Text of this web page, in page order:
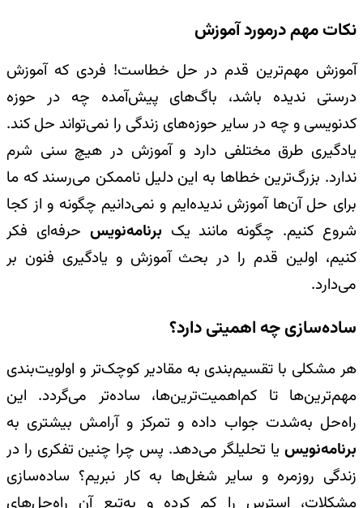
نکات مهم درمورد آموزش
آموزش مهم‌ترین قدم در حل خطاست! فردی که آموزش
درستی ندیده باشد، باگ‌های پیش‌آمده چه در حوزه
کد‌نویسی و چه در سایر حوزه‌های زندگی را نمی‌تواند حل کند.
یادگیری طرق مختلفی دارد و آموزش در هیچ سنی شرم
ندارد. بزرگ‌ترین خطاها به این دلیل ناممکن می‌رسند که ما
برای حل آن‌ها آموزش ندیده‌ایم و نمی‌دانیم چگونه و از کجا
شروع کنیم. چگونه مانند یک برنامه‌نویس حرفه‌ای فکر
کنیم، اولین قدم را در بحث آموزش و یادگیری فنون بر
می‌دارد.
ساده‌سازی چه اهمیتی دارد؟
هر مشکلی با تقسیم‌بندی به مقادیر کوچک‌تر و اولویت‌بندی
مهم‌ترین‌ها تا کم‌اهمیت‌ترین‌ها، ساده‌تر می‌گردد. این
راه‌حل به‌شدت جواب داده و تمرکز و آرامش بیشتری به
برنامه‌نویس یا تحلیلگر می‌دهد. پس چرا چنین تفکری را در
زندگی روزمره و سایر شغل‌ها به کار نبریم؟ ساده‌سازی